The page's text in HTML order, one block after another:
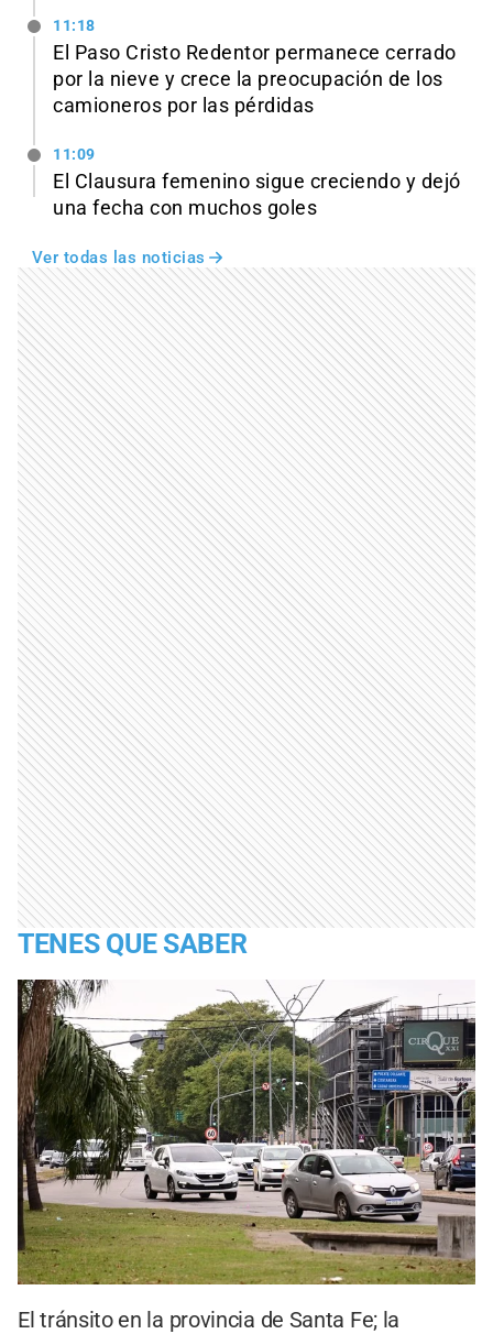
11:18
El Paso Cristo Redentor permanece cerrado
por la nieve y crece la preocupación de los
camioneros por las pérdidas
11:09
El Clausura femenino sigue creciendo y dejó
una fecha con muchos goles
Ver todas las noticias
TENES QUE SABER
El tránsito en la provincia de Santa Fe; la